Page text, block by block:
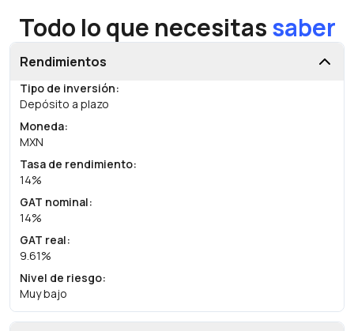
Todo lo que necesitassaber
Rendimientos
Tipo de inversión:
Depósito a plazo
Moneda:
MXN
Tasa de rendimiento:
14%
GAT nominal:
14%
GAT real:
9.61%
Nivel de riesgo:
Muy bajo